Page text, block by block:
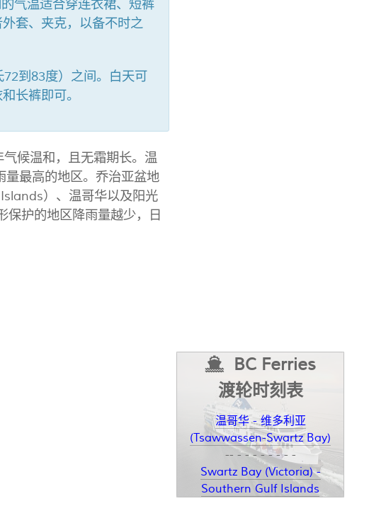
气温适合穿连衣裙、短裤
套、夹克，以备不时之
到83度）之间。白天可
长裤即可。
候温和，且无霜期长。温
最高的地区。乔治亚盆地
）、温哥华以及阳光
保护的地区降雨量越少，日
BC Ferries
渡轮时刻表
温哥华 - 维多利亚
(Tsawwassen-Swartz Bay)
-- - - - - - - - -
Swartz Bay (Victoria) -
Southern Gulf Islands